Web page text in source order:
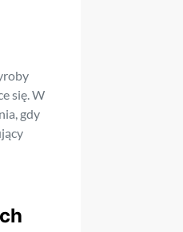
się. W
gdy